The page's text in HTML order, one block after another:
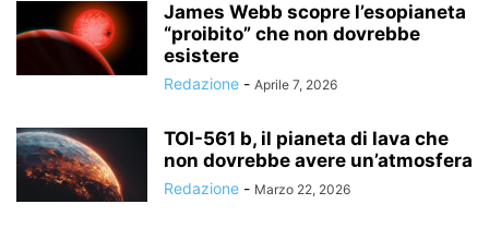
James Webb scopre l’esopianeta
“proibito” che non dovrebbe
esistere
Redazione - Aprile 7, 2026
TOI-561 b, il pianeta di lava che
non dovrebbe avere un’atmosfera
Redazione - Marzo 22, 2026